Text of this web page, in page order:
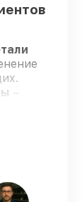
–
– все